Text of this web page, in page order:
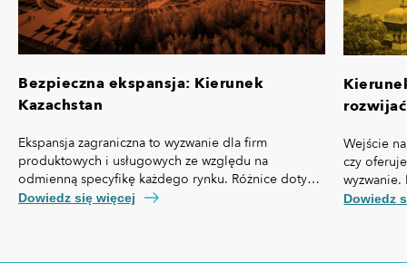
Bezpieczna ekspansja: Kierunek
Kazachstan
Ekspansja zagraniczna to wyzwanie dla firm
produktowych i usługowych ze względu na
odmienną specyfikę każdego rynku. Różnice dotyczą
nie tylko przepisów prawa czy technologii, ale też,
Dowiedz się więcej
Wejście
czy
własną
Dowiedz